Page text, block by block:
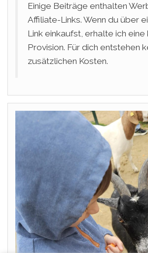
Einige Beiträge enthalten
Affiliate-Links. Wenn du über
Link einkaufst, erhalte ich eine
Provision. Für dich entstehen
zusätzlichen Kosten.